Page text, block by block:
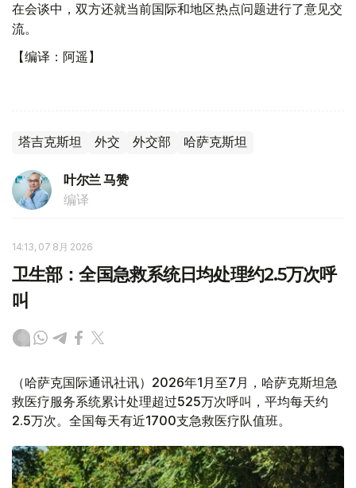
在会谈中，双方还就当前国际和地区热点问题进行了意见交
流。
【编译：阿遥】
塔吉克斯坦 外交 外交部 哈萨克斯坦
叶尔兰 马赞
编译
14:13, 07 8月 2026
卫生部：全国急救系统日均处理约2.5万次呼
叫
（哈萨克国际通讯社讯）2026年1月至7月，哈萨克斯坦急
救医疗服务系统累计处理超过525万次呼叫，平均每天约
2.5万次。全国每天有近1700支急救医疗队值班。